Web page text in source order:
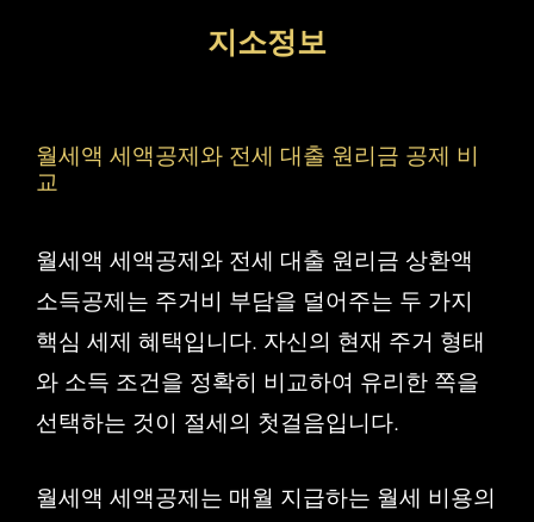
지소정보
월세액 세액공제와 전세 대출 원리금 공제 비
교
월세액 세액공제와 전세 대출 원리금 상환액
소득공제는 주거비 부담을 덜어주는 두 가지
핵심 세제 혜택입니다. 자신의 현재 주거 형태
와 소득 조건을 정확히 비교하여 유리한 쪽을
선택하는 것이 절세의 첫걸음입니다.
월세액 세액공제는 매월 지급하는 월세 비용의